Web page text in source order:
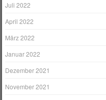
Juli 2022
April 2022
März 2022
Januar 2022
Dezember 2021
November 2021